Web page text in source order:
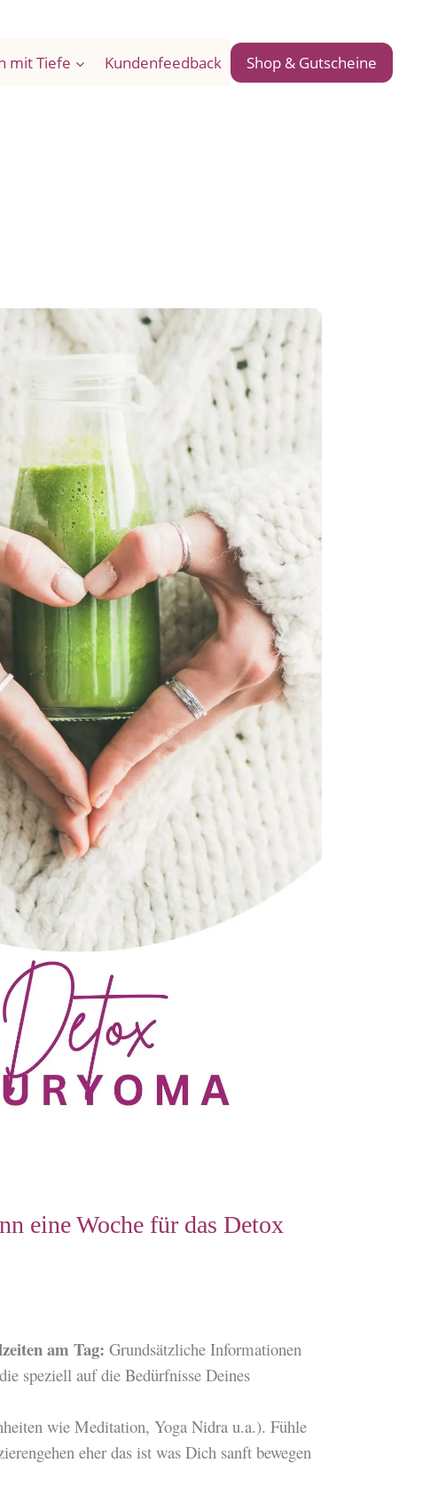
mit Tiefe Kundenfeedback Shop & Gutscheine
eine Woche für das Detox
am Tag: Grundsätzliche Informationen
speziell auf die Bedürfnisse Deines
wie Meditation, Yoga Nidra u.a.). Fühle
eher das ist was Dich sanft bewegen